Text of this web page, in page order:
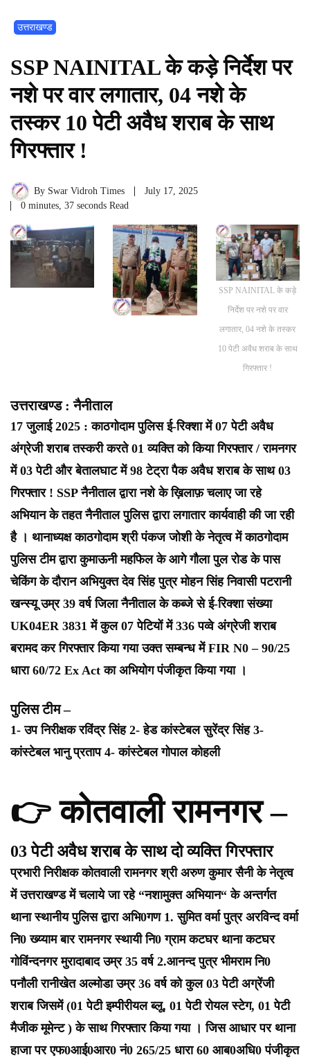
उत्तराखण्ड
SSP NAINITAL के कड़े निर्देश पर
नशे पर वार लगातार, 04 नशे के
तस्कर 10 पेटी अवैध शराब के साथ
गिरफ्तार !
By Swar Vidroh Times
July 17, 2025
0 minutes, 37 seconds Read
SSP NAINITAL के कड़े
निर्देश पर नशे पर वार
लगातार, 04 नशे के तस्कर
10 पेटी अवैध शराब के साथ
गिरफ्तार !
उत्तराखण्ड : नैनीताल
17 जुलाई 2025 : काठगोदाम पुलिस ई-रिक्शा में 07 पेटी अवैध
अंग्रेजी शराब तस्करी करते 01 व्यक्ति को किया गिरफ्तार / रामनगर
में 03 पेटी और बेतालघाट में 98 टेट्रा पैक अवैध शराब के साथ 03
गिरफ्तार ! SSP नैनीताल द्वारा नशे के ख़िलाफ़ चलाए जा रहे
अभियान के तहत नैनीताल पुलिस द्वारा लगातार कार्यवाही की जा रही
है । थानाध्यक्ष काठगोदाम श्री पंकज जोशी के नेतृत्व में काठगोदाम
पुलिस टीम द्वारा कुमाऊनी महफिल के आगे गौला पुल रोड के पास
चेकिंग के दौरान अभियुक्त देव सिंह पुत्र मोहन सिंह निवासी पटरानी
खन्स्यू उम्र 39 वर्ष जिला नैनीताल के कब्जे से ई-रिक्शा संख्या
UK04ER 3831 में कुल 07 पेटियों में 336 पव्वे अंग्रेजी शराब
बरामद कर गिरफ्तार किया गया उक्त सम्बन्ध में FIR N0 – 90/25
धारा 60/72 Ex Act का अभियोग पंजीकृत किया गया ।
पुलिस टीम –
1- उप निरीक्षक रविंद्र सिंह 2- हेड कांस्टेबल सुरेंद्र सिंह 3-
कांस्टेबल भानु प्रताप 4- कांस्टेबल गोपाल कोहली
👉 कोतवाली रामनगर –
03 पेटी अवैध शराब के साथ दो व्यक्ति गिरफ्तार
प्रभारी निरीक्षक कोतवाली रामनगर श्री अरुण कुमार सैनी के नेतृत्व
में उत्तराखण्ड में चलाये जा रहे “नशामुक्त अभियान“ के अन्तर्गत
थाना स्थानीय पुलिस द्वारा अभि0गण 1. सुमित वर्मा पुत्र अरविन्द वर्मा
नि0 ख्य्याम बार रामनगर स्थायी नि0 ग्राम कटघर थाना कटघर
गोविंन्दनगर मुरादाबाद उम्र 35 वर्ष 2.आनन्द पुत्र भीमराम नि0
पनौली रानीखेत अल्मोडा उम्र 36 वर्ष को कुल 03 पेटी अग्रेंजी
शराब जिसमें (01 पेटी इम्पीरीयल ब्लू, 01 पेटी रोयल स्टेग, 01 पेटी
मैजीक मूमेन्ट ) के साथ गिरफ्तार किया गया । जिस आधार पर थाना
हाजा पर एफ0आई0आर0 नं0 265/25 धारा 60 आब0अधि0 पंजीकृत